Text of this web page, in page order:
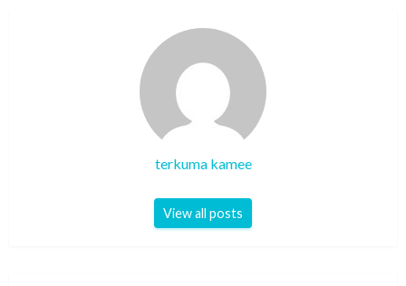
terkuma kamee
View all posts